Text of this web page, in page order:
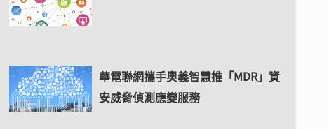
華電聯網攜手奧義智慧推「MDR」資
安威脅偵測應變服務